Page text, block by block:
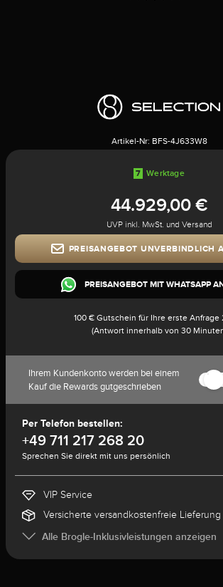
Artikel-Nr: BFS-4J633W8
7 Werktage
44.929,00 €
UVP inkl. MwSt. und Versand
PREISANGEBOT UNVERBINDLICH
PREISANGEBOT MIT WHATSAPP
100 € Gutschein für Ihre erste Anfrage
(Antwort innerhalb von 30
Ihrem Kundenkonto werden bei einem
Kauf die Rewards gutgeschrieben
Per Telefon bestellen:
+49 711 217 268 20
Sprechen Sie direkt mit uns persönlich
VIP Service
Versicherte versandkostenfreie Lieferung
Alle Brogle-Inklusivleistungen anzeigen